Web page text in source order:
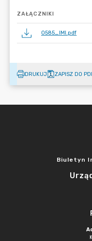
ZAŁĄCZNIKI
0585_IMI.pdf
DRUKUJ ZAPISZ DO
Biuletyn